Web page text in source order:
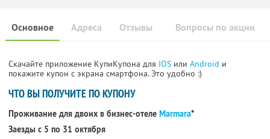
Основное Отзывы Вопросы по акции
Адреса
Скачайте приложение КупиКупона для IOS или Android и
покажите купон с экрана смартфона. Это удобно :)
ЧТО ВЫ ПОЛУЧИТЕ ПО КУПОНУ
Проживание для двоих в бизнес-отеле Marmara*
Заезды с 5 по 31 октября